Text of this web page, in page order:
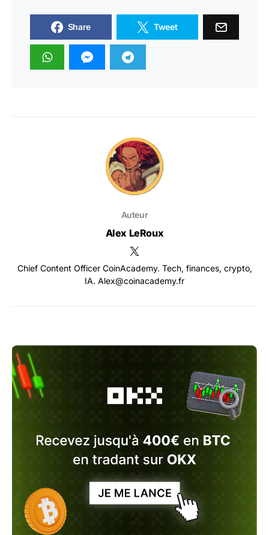
Share Tweet
Auteur
Alex LeRoux
Chief Content Officer CoinAcademy. Tech, finances, crypto,
IA. Alex@coinacademy.fr